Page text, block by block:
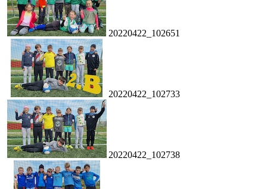
20220422_102651
20220422_102733
20220422_102738